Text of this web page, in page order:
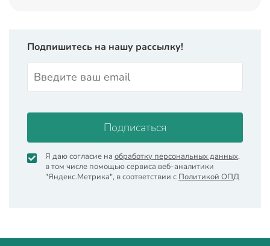
Подпишитесь на нашу рассылку!
Подписаться
Я даю согласие на обработку персональных данных,
в том числе помощью сервиса веб-аналитики
"Яндекс.Метрика", в соответствии с Политикой ОПД